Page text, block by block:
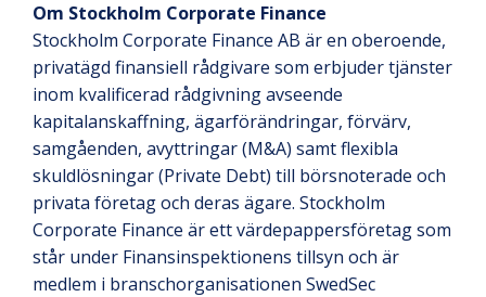
Om Stockholm Corporate Finance
Stockholm Corporate Finance AB är en oberoende,
privatägd finansiell rådgivare som erbjuder tjänster
inom kvalificerad rådgivning avseende
kapitalanskaffning, ägarförändringar, förvärv,
samgåenden, avyttringar (M&A) samt flexibla
skuldlösningar (Private Debt) till börsnoterade och
privata företag och deras ägare. Stockholm
Corporate Finance är ett värdepappersföretag som
står under Finansinspektionens tillsyn och är
medlem i branschorganisationen SwedSec